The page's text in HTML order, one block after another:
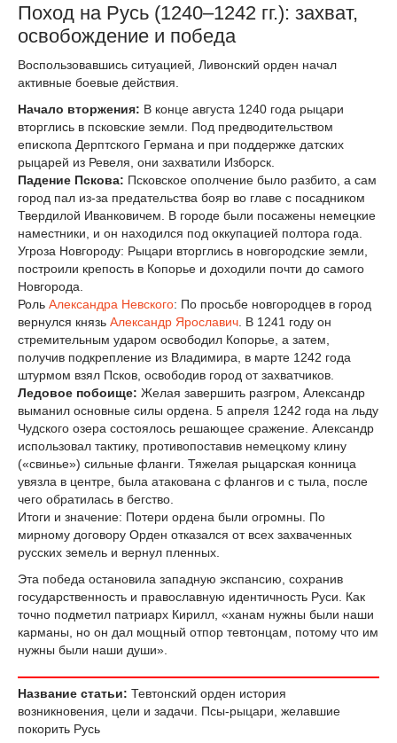
Поход на Русь (1240–1242 гг.): захват,
освобождение и победа
Воспользовавшись ситуацией, Ливонский орден начал
активные боевые действия.
Начало вторжения: В конце августа 1240 года рыцари
вторглись в псковские земли. Под предводительством
епископа Дерптского Германа и при поддержке датских
рыцарей из Ревеля, они захватили Изборск.
Падение Пскова: Псковское ополчение было разбито, а сам
город пал из-за предательства бояр во главе с посадником
Твердилой Иванковичем. В городе были посажены немецкие
наместники, и он находился под оккупацией полтора года.
Угроза Новгороду: Рыцари вторглись в новгородские земли,
построили крепость в Копорье и доходили почти до самого
Новгорода.
Роль Александра Невского: По просьбе новгородцев в город
вернулся князь Александр Ярославич . В 1241 году он
стремительным ударом освободил Копорье, а затем,
получив подкрепление из Владимира, в марте 1242 года
штурмом взял Псков, освободив город от захватчиков.
Ледовое побоище: Желая завершить разгром, Александр
выманил основные силы ордена. 5 апреля 1242 года на льду
Чудского озера состоялось решающее сражение. Александр
использовал тактику, противопоставив немецкому клину
(«свинье») сильные фланги. Тяжелая рыцарская конница
увязла в центре, была атакована с флангов и с тыла, после
чего обратилась в бегство.
Итоги и значение: Потери ордена были огромны. По
мирному договору Орден отказался от всех захваченных
русских земель и вернул пленных.
Эта победа остановила западную экспансию, сохранив
государственность и православную идентичность Руси. Как
точно подметил патриарх Кирилл, «ханам нужны были наши
карманы, но он дал мощный отпор тевтонцам, потому что им
нужны были наши души».
Название статьи: Тевтонский орден история
возникновения, цели и задачи. Псы-рыцари, желавшие
покорить Русь